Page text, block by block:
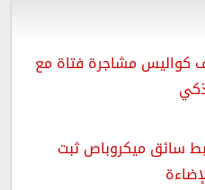
كواليس مشاجرة فتاة مع
سائق ميكروباص ثبت